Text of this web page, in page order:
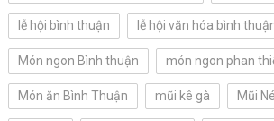
lễ hội bình thuận lễ hội văn hóa bình
Món ngon Bình thuận món ngon phan
Món ăn Bình Thuận mũi kê gà Mũi Né